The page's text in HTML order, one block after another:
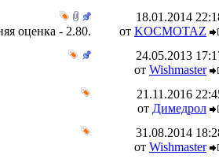
18.01.2014
от KOCMOTAZ
24.05.2013
от Wishmaster
21.11.2016
от Димедрол
31.08.2014
от Wishmaster